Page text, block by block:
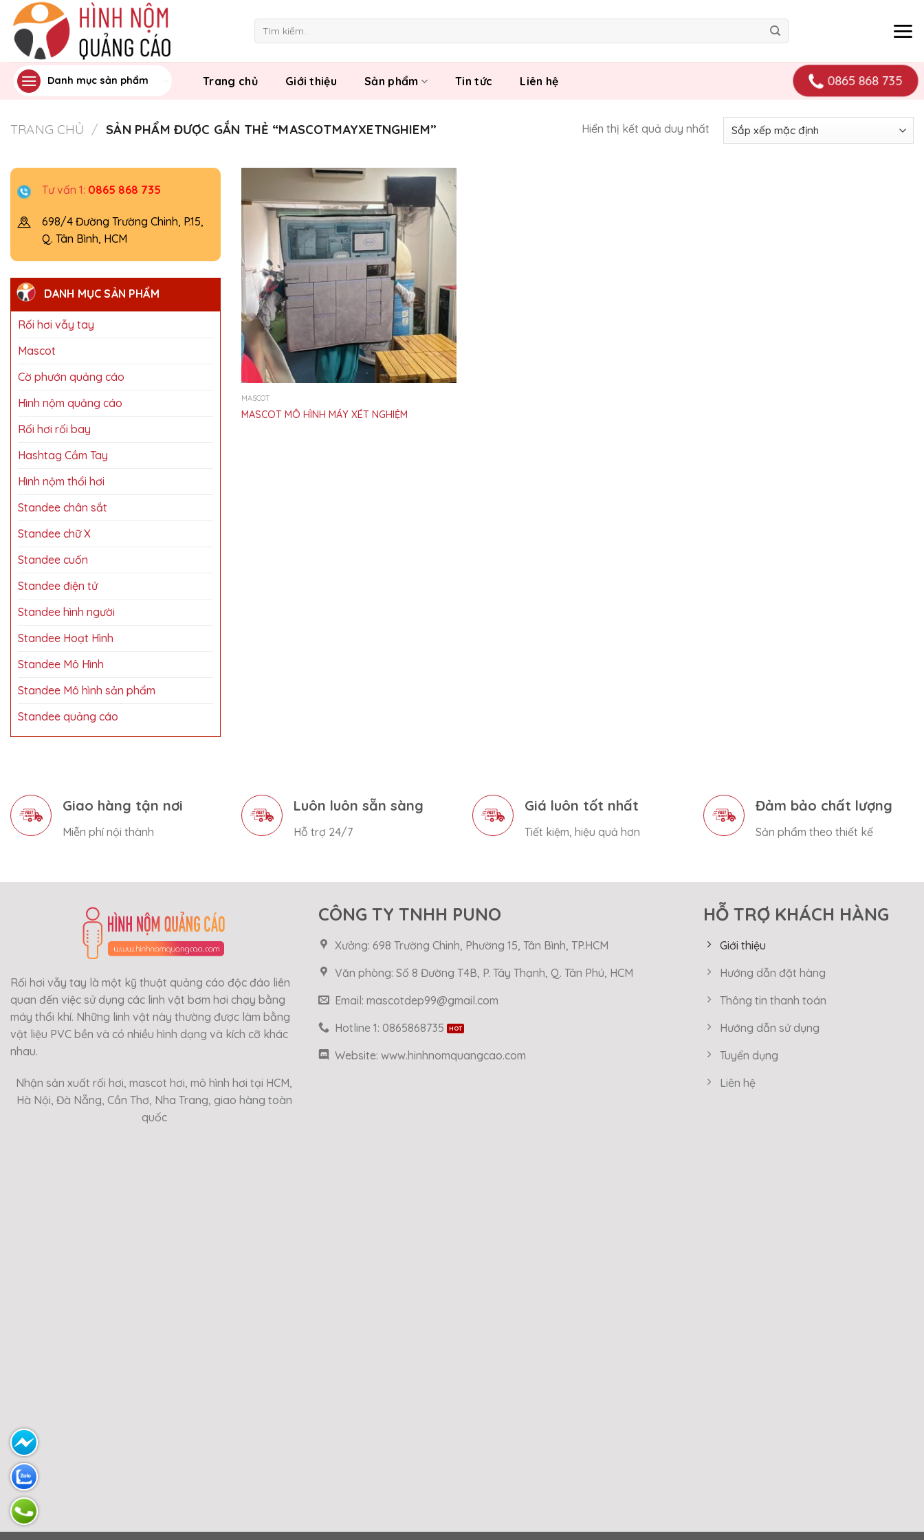
Skip
content
kiếm:
Danh mục sản phẩm Trang chủ Giới thiệu Sản phẩm Tin tức Liên hệ 0865 868 735
TRANG CHỦ / SẢN PHẨM ĐƯỢC GẮN THẺ “MASCOTMAYXETNGHIEM” Hiển thị kết quả duy nhất
Tư vấn 1: 0865 868 735
698/4 Đường Trường Chinh, P.15,
Q. Tân Bình, HCM
DANH MỤC SẢN PHẨM
Rối hơi vẫy tay
Mascot
Cờ phướn quảng cáo
Hình nộm quảng cáo
Rối hơi rối bay
Hashtag Cầm Tay
Hình nộm thổi hơi
Standee chân sắt
Standee chữ X
Standee cuốn
Standee điện tử
Standee hình người
Standee Hoạt Hình
Standee Mô Hình
Standee Mô hình sản phẩm
Standee quảng cáo
MASCOT
MASCOT MÔ HÌNH MÁY XÉT NGHIỆM
Giao hàng tận nơi
Miễn phí nội thành
Luôn luôn sẵn sàng
Hỗ trợ 24/7
Giá luôn tốt nhất
Tiết kiệm, hiệu quả hơn
Đảm bảo chất lượng
Sản phẩm theo thiết kế
Rối hơi vẫy tay là một kỹ thuật quảng cáo độc đáo liên
quan đến việc sử dụng các linh vật bơm hơi chạy bằng
máy thổi khí. Những linh vật này thường được làm bằng
vật liệu PVC bền và có nhiều hình dạng và kích cỡ khác
nhau.
Nhận sản xuất rối hơi, mascot hơi, mô hình hơi tại HCM,
Hà Nội, Đà Nẵng, Cần Thơ, Nha Trang, giao hàng toàn
quốc
CÔNG TY TNHH PUNO
Xưởng: 698 Trường Chinh, Phường 15, Tân Bình, TP.HCM
Văn phòng: Số 8 Đường T4B, P. Tây Thạnh, Q. Tân Phú, HCM
Email: mascotdep99@gmail.com
Hotline 1: 0865868735
Website: www.hinhnomquangcao.com
HỖ TRỢ KHÁCH HÀNG
Giới thiệu
Hướng dẫn đặt hàng
Thông tin thanh toán
Hướng dẫn sử dụng
Tuyển dụng
Liên hệ